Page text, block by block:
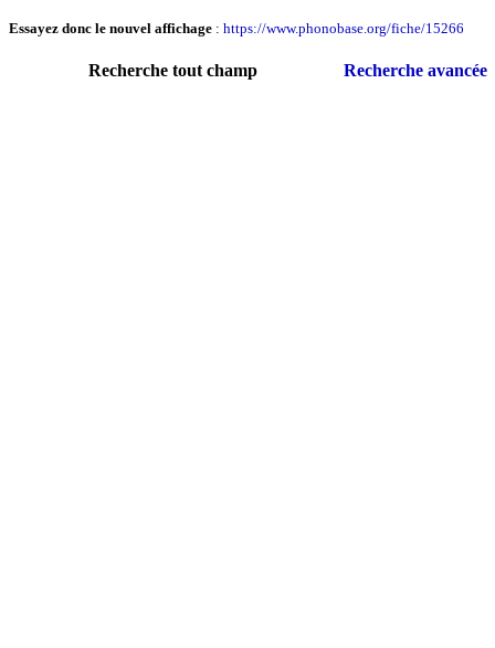
Essayez donc le nouvel affichage : https://www.phonobase.org/fiche/15266
Recherche tout champ Recherche avancée